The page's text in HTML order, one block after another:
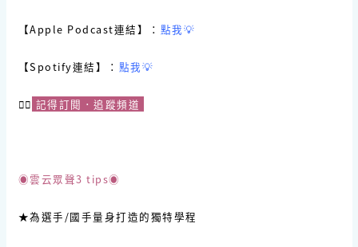
【Apple Podcast連結】： 點我💡
【Spotify連結】： 點我💡
☝🏻 記得訂閱．追蹤頻道
◉雲云眾聲3 tips◉
★為選手/國手量身打造的獨特學程